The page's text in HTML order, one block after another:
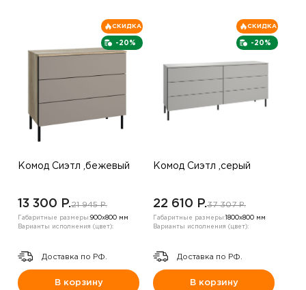
-20%
СКИДКА
Комод Сиэтл ,бежевый
13 300 P.21 945 P.
Габаритные размеры:900х800 мм
Варианты исполнения (цвет):
Доставка по РФ.
В корзину
-20%
СКИДКА
Комод Сиэтл ,серый
22 610 P.37 307 P.
Габаритные размеры: 1800х800 мм
Варианты исполнения (цвет):
Доставка по РФ.
В корзину